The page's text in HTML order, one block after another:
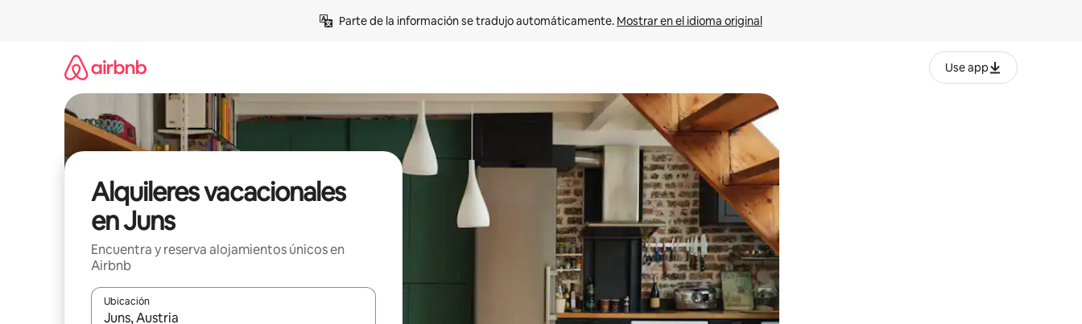
Parte de la información se tradujo automáticamente. Mostrar en el idioma original
Use app
Alquileres vacacionales
en Juns
Encuentra y reserva alojamientos únicos en
Airbnb
Ubicación
Cuando los resultados estén disponibles, navega con las teclas de flecha hacia arriba y hacia abajo o explora con el tacto o desliza el dedo.